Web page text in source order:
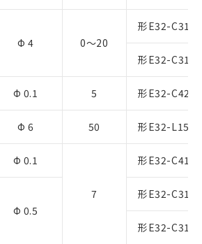
Φ 4 0～20
形E32-C31
形E32-C31N
Φ 0.1 5 形E32-C42S
Φ 6 50 形E32-L15
Φ 0.1
7
形E32-C41
Φ 0.5
形E32-C31
形E32-C31N